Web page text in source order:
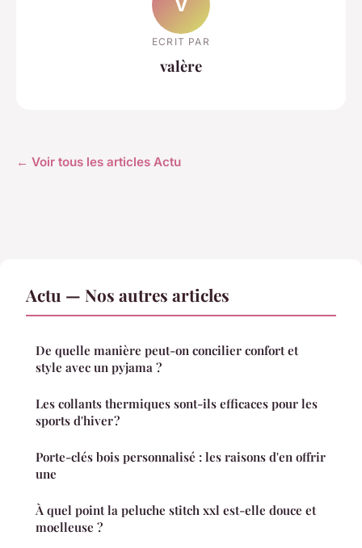
V
ECRIT PAR
valère
← Voir tous les articles Actu
Actu — Nos autres articles
De quelle manière peut-on concilier confort et
style avec un pyjama ?
Les collants thermiques sont-ils efficaces pour les
sports d'hiver ?
Porte-clés bois personnalisé : les raisons d'en offrir
une
À quel point la peluche stitch xxl est-elle douce et
moelleuse ?